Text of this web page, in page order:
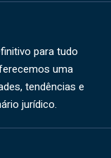
para tudo
uma
tendências e
jurídico.